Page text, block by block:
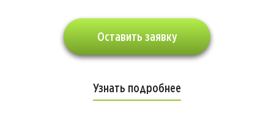
Оставить заявку
Узнать подробнее